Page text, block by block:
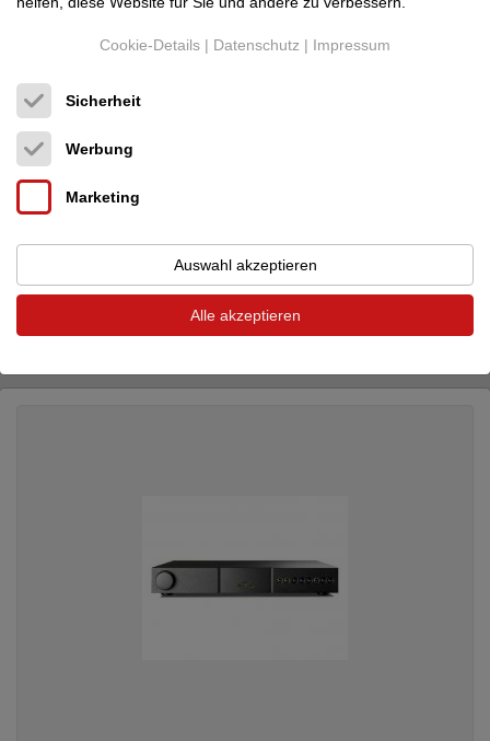
NSC 222 Streamer / Vorverstär...
Vorverstärker / Prozessor
Cookie-Details | Datenschutz | Impressum
Sicherheit
Werbung
Marketing
Auswahl akzeptieren
Alle akzeptieren